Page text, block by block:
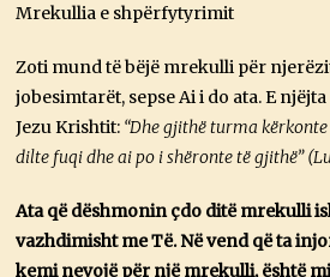
Mrekullia e shpërfytyrimit
Zoti mund të bëjë mrekulli për
jobesimtarët, sepse Ai i do ata. E
Jezu Krishtit: “Dhe gjithë turma
dilte fuqi dhe ai po i shëronte të gjithë”
Ata që dëshmonin çdo ditë mrekulli
vazhdimisht me Të. Në vend që ta
kemi nevojë për një mrekulli, është